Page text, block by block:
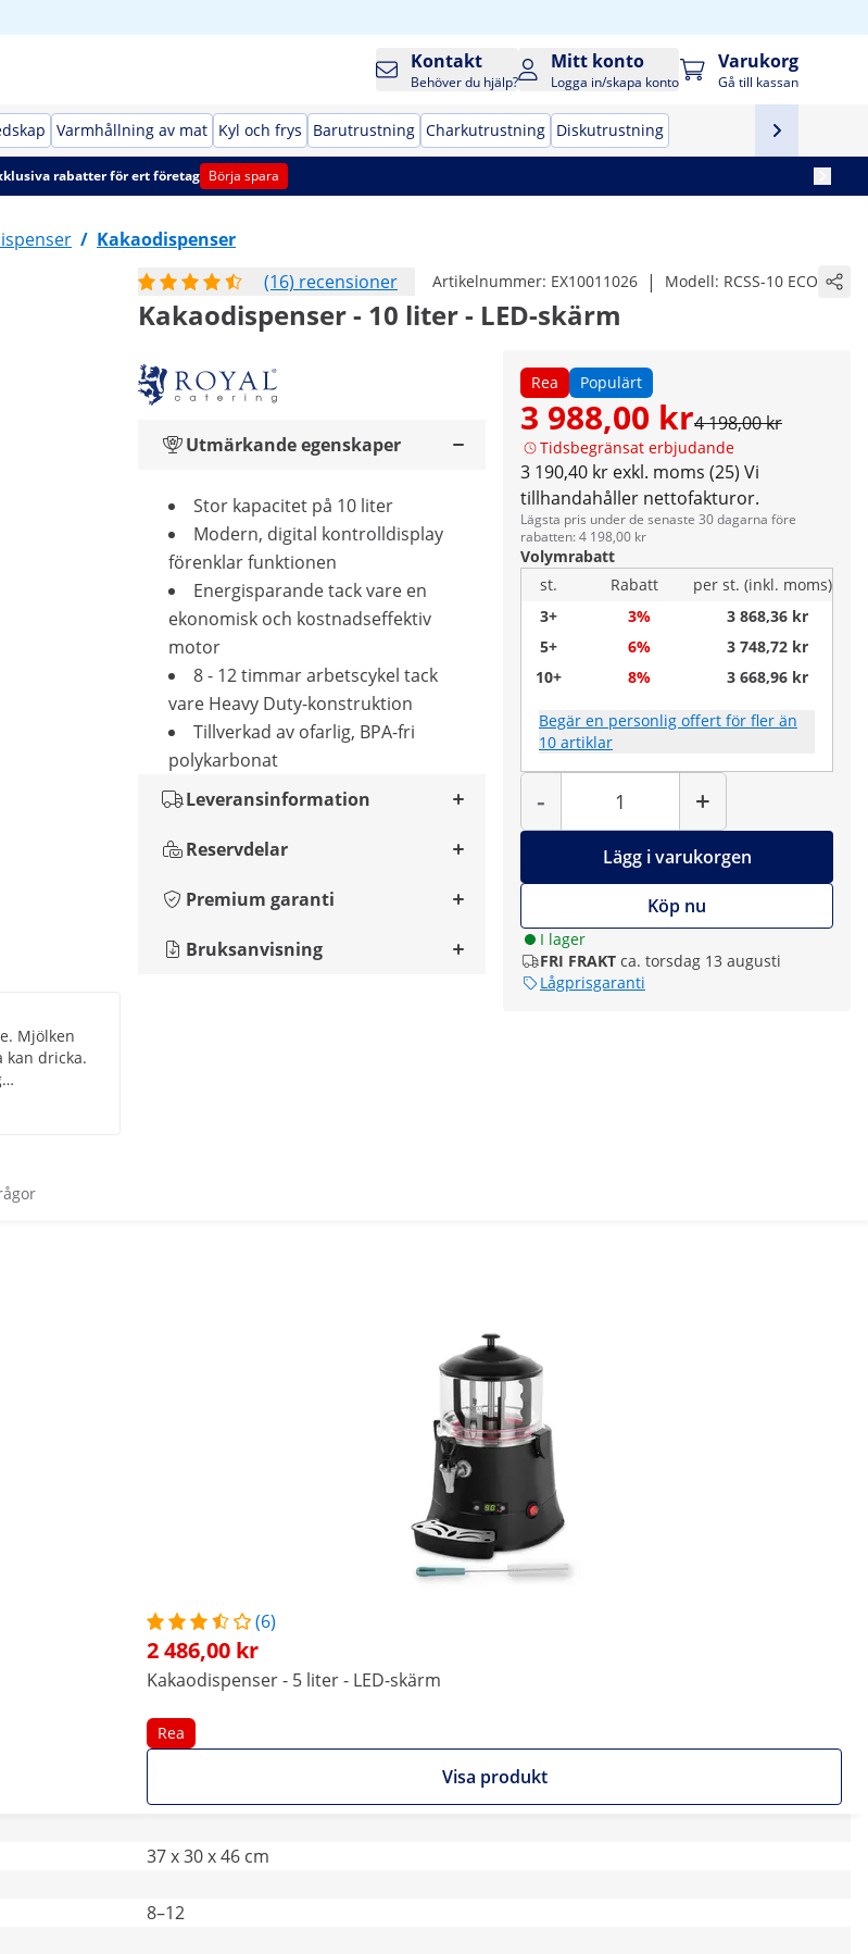
Kontakt
Behöver du hjälp?
Mitt konto
Logga in/skapa konto
Varukorg
Gå till kassan
Varmhållning av mat Kyl och frys Barutrustning Charkutrustning Diskutrustning
rabatter för ert företag Börja spara
/ Kakaodispenser
(16) recensioner
Artikelnummer: EX10011026 | Modell: RCSS-10 ECO
Kakaodispenser - 10 liter - LED-skärm
Rea Populärt
3 988,00 kr4 198,00 kr
Tidsbegränsat erbjudande
3 190,40 kr exkl. moms (25) Vi
tillhandahåller nettofakturor.
Lägsta pris under de senaste 30 dagarna före
rabatten: 4 198,00 kr
Volymrabatt
st.
Rabatt
per st. (inkl. moms)
3+
3%
3 868,36 kr
5+
6%
3 748,72 kr
10+
8% 3 668,96 kr
Begär en personlig offert för fler än
10 artiklar
-
Antal
+
Lägg i varukorgen
Köp nu
I lager
FRI FRAKT ca. torsdag 13 augusti
Lågprisgaranti
Utmärkande egenskaper
Stor kapacitet på 10 liter
Modern, digital kontrolldisplay
förenklar funktionen
Energisparande tack vare en
ekonomisk och kostnadseffektiv
motor
8 - 12 timmar arbetscykel tack
vare Heavy Duty-konstruktion
Tillverkad av ofarlig, BPA-fri
polykarbonat
Leveransinformation
Reservdelar
Premium garanti
Bruksanvisning
Mjölken
kan dricka.
(6)
2 486,00 kr
Kakaodispenser - 5 liter - LED-skärm
Rea
Visa produkt
37 x 30 x 46 cm
8–12